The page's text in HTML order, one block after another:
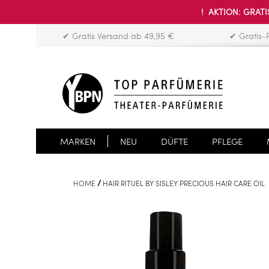
! AKTION:
✔ Gratis Versand ab 49,95 € ✔ Gratis-
MARKEN NEU DÜFTE PFLEGE
HOME HAIR RITUEL BY SISLEY PRECIOUS HAIR CARE OIL